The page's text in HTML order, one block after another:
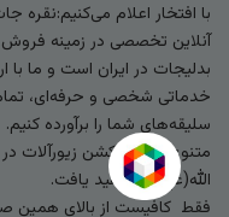
با افتخار اعلام می‌کنیم:نقره
آنلاین تخصصی در زمینه
بدلیجات در ایران است و ما با
خدماتی شخصی و حرفه‌ای،
سلیقه‌های شما را برآورده کنیم.
متنوع‌ترین کالکشن زیورآلات
الله(عج) خواهید یافت.
فقط کافیست از بالای همین